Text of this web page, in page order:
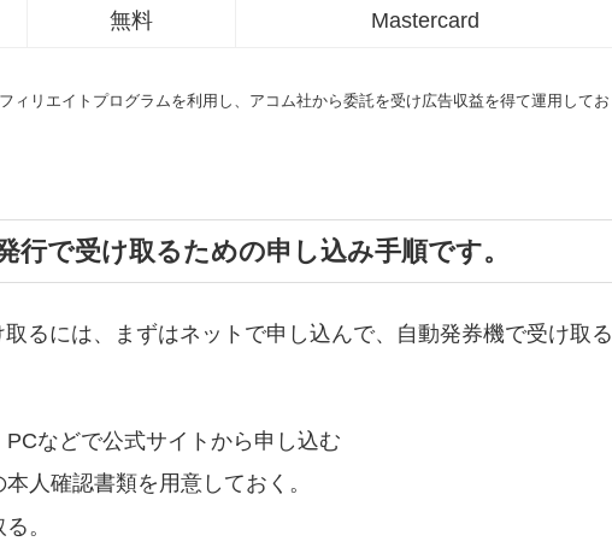
無料 Mastercard
リエイトプログラムを利用し、アコム社から委託を受け広告収益を得て運用してお
行で受け取るための申し込み手順です。
るには、まずはネットで申し込んで、自動発券機で受け取る
などで公式サイトから申し込む
人確認書類を用意しておく。
。